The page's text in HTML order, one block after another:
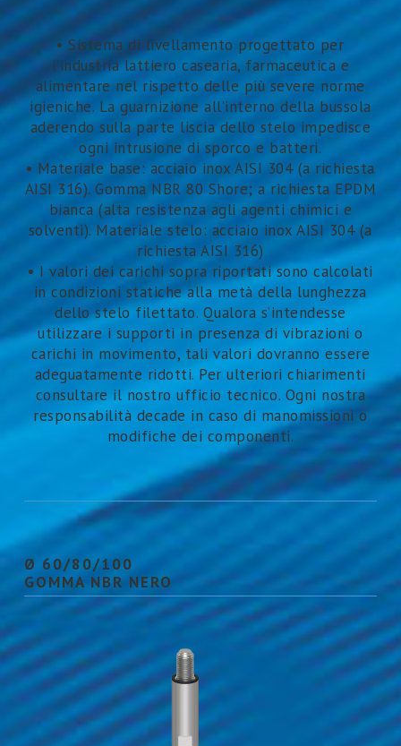
• Sistema di livellamento progettato per
l’industria lattiero casearia, farmaceutica e
alimentare nel rispetto delle più severe norme
igieniche. La guarnizione all’interno della bussola
aderendo sulla parte liscia dello stelo impedisce
ogni intrusione di sporco e batteri.
• Materiale base: acciaio inox AISI 304 (a richiesta
AISI 316). Gomma NBR 80 Shore; a richiesta EPDM
bianca (alta resistenza agli agenti chimici e
solventi). Materiale stelo: acciaio inox AISI 304 (a
richiesta AISI 316)
• I valori dei carichi sopra riportati sono calcolati
in condizioni statiche alla metà della lunghezza
dello stelo filettato. Qualora s’intendesse
utilizzare i supporti in presenza di vibrazioni o
carichi in movimento, tali valori dovranno essere
adeguatamente ridotti. Per ulteriori chiarimenti
consultare il nostro ufficio tecnico. Ogni nostra
responsabilità decade in caso di manomissioni o
modifiche dei componenti.
Ø 60/80/100
GOMMA NBR NERO